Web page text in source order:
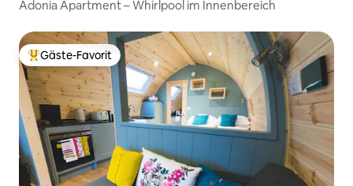
Adonia Apartment – Whirlpool im Innenbereich
Beliebter Gäste-Favorit.
Gäste-Favorit